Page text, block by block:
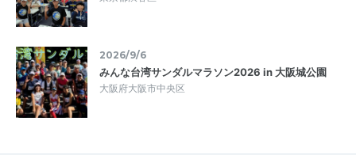
2026/9/6
みんな台湾サンダルマラソン2026 in 大阪城公園
大阪府大阪市中央区